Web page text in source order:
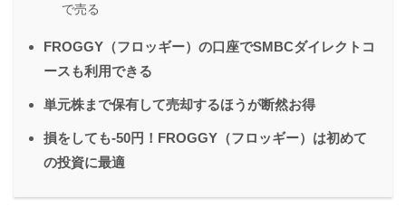
で売る
FROGGY（フロッギー）の口座でSMBCダイレクトコ
ースも利用できる
単元株まで保有して売却するほうが断然お得
損をしても-50円！FROGGY（フロッギー）は初めて
の投資に最適